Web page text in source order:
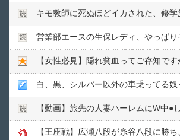
キモ教師に死ぬほどイカされた、修
営業部エースの生保レディ、やっぱ
【女性必見】隠れ貧血ってご存知で
白、黒、シルバー以外の車乗ってる
【動画】旅先の人妻ハーレムにW中●︎
【王座戦】広瀬八段が糸谷八段に勝